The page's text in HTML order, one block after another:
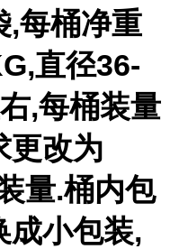
,每桶净重
直径36-
,每桶装量
更改为
量.桶内包
成小包装,